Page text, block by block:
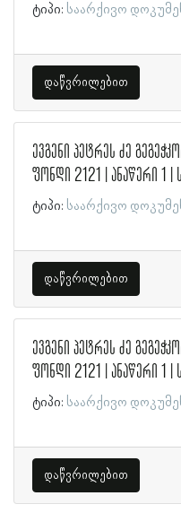
ტიპი: საარქივო
დაწვრილებით
ევგენი პეტრეს ძე
ფონდი 2121 | ანაწერი 1 |
ტიპი: საარქივო
დაწვრილებით
ევგენი პეტრეს ძე
ფონდი 2121 | ანაწერი 1 |
ტიპი: საარქივო
დაწვრილებით